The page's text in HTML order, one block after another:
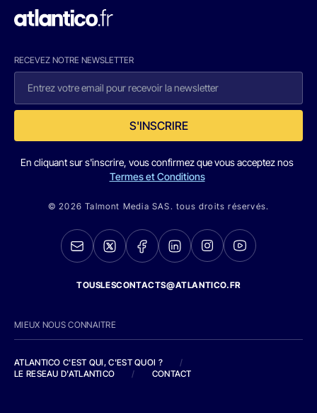
RECEVEZ NOTRE NEWSLETTER
S'INSCRIRE
En cliquant sur s'inscrire, vous confirmez que vous acceptez nos
Termes et Conditions
© 2026 Talmont Media SAS. tous droits réservés.
TOUSLESCONTACTS@ATLANTICO.FR
MIEUX NOUS CONNAITRE
ATLANTICO C'EST QUI, C'EST QUOI ?
/
LE RESEAU D'ATLANTICO
/ CONTACT